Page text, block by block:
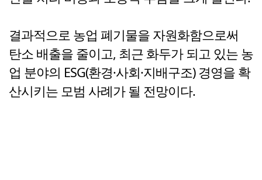
결과적으로 농업 폐기물을 자원화함으로써
탄소 배출을 줄이고, 최근 화두가 되고 있는 농
업 분야의 ESG(환경·사회·지배구조) 경영을 확
산시키는 모범 사례가 될 전망이다.